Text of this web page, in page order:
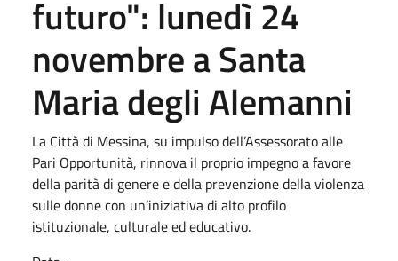
futuro": lunedì 24
novembre a Santa
Maria degli Alemanni
La Città di Messina, su impulso dell’Assessorato alle
Pari Opportunità, rinnova il proprio impegno a favore
della parità di genere e della prevenzione della violenza
sulle donne con un’iniziativa di alto profilo
istituzionale, culturale ed educativo.